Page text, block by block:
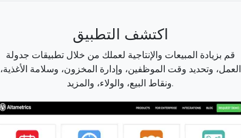
اكتشف التطبيق
قم بزيادة المبيعات والإنتاجية لعملك من خلال تطبيقات جدولة
العمل، وتحديد وقت الموظفين، وإدارة المخزون، وسلامة الأغذية،
ونقاط البيع، والولاء، والمزيد.